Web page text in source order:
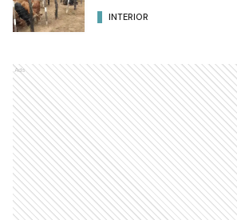
INTERIOR
Ads